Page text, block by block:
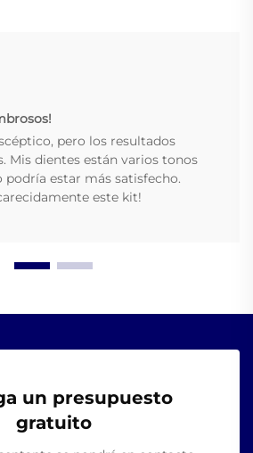
pero los resultados
Mis dientes están varios tonos
podría estar más satisfecho.
este kit!
un presupuesto
gratuito